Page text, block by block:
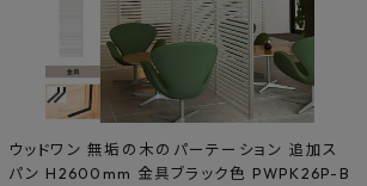
ウッドワン 無垢の木のパーテーション 追加ス
パン H2600mm 金具ブラック色 PWPK26P-B